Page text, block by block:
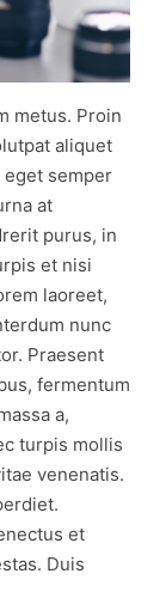
metus. Proin
aliquet
semper
at
purus, in
et nisi
laoreet,
nunc
Praesent
fermentum
a,
turpis mollis
venenatis.
et
Duis